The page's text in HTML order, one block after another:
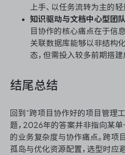
上手、以任务流转为主的
知识驱动与文档中心型团
目协作的核心痛点在于信
关联数据库能够以非结构
态，但需投入较多前期搭建
结尾总结
回到“跨项目协作好的项目管理
题，2026年的答案并非指向某单
的业务复杂度与协作痛点。跨项
孤岛与优化资源配置，选型时应